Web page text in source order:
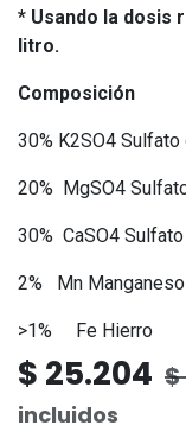
* Usando la dosis
litro.
Composición
30% K2SO4
20% MgSO4
30% CaSO4
2% Mn Manganeso
>1% Fe Hierro
$ 25.204 $
incluidos